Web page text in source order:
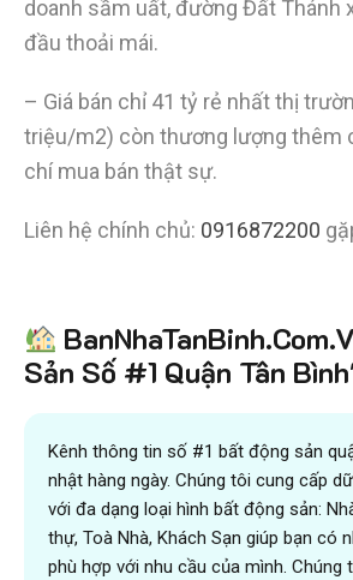
doanh sầm uất, đường Đất Thánh
đầu thoải mái.
– Giá bán chỉ 41 tỷ rẻ nhất thị
triệu/m2) còn thương lượng thêm
chí mua bán thật sự.
Liên hệ chính chủ: 0916872200
Tiết kiệmhơn 90% thời gian , mua
và kiếm được nhiều tiền hơn với sự trợ
đội ngũ chuyên gia VICTORY REAL
Trên 10.500 Khách Hàng
Nhanh
Sản Số #1 Quận Tân
Kênh thông tin số #1 bất động sản
nhật hàng ngày. Chúng tôi cung cấp
với đa dạng loại hình bất động sản:
thự, Toà Nhà, Khách Sạn giúp bạn có
phù hợp với nhu cầu của mình. Chúng